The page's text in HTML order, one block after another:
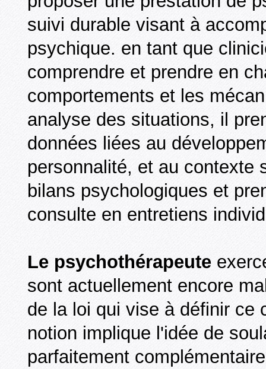
suivi durable visant à
psychique. en tant que
comprendre et prendre en
comportements et les
analyse des situations, il
données liées au
personnalité, et au contexte
bilans psychologiques et
consulte en entretiens
Le psychothérapeute
sont actuellement encore
de la loi qui vise à définir ce
notion implique l'idée de
parfaitement